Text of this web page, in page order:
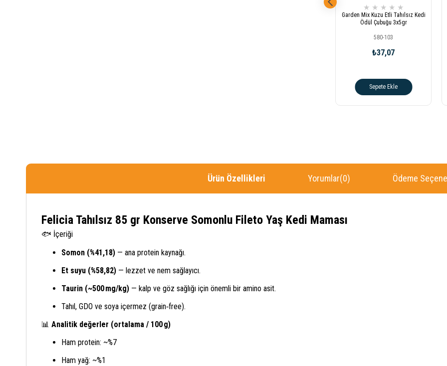
★ ★ ★ ★ ★
Garden Mix Kuzu Etli Tahılsız Kedi
Ödül Çubuğu 3x5gr
580-103
₺37,07
Sepete Ekle
Ürün Özellikleri Yorumlar(0) Ödeme
Felicia Tahılsız 85 gr Konserve Somonlu Fileto Yaş Kedi Maması
🐟 İçeriği
Somon (%41,18) — ana protein kaynağı.
Et suyu (%58,82) — lezzet ve nem sağlayıcı.
Taurin (~500 mg/kg) — kalp ve göz sağlığı için önemli bir amino asit.
Tahıl, GDO ve soya içermez (grain‑free).
📊 Analitik değerler (ortalama / 100 g)
Ham protein: ~%7
Ham yağ: ~%1